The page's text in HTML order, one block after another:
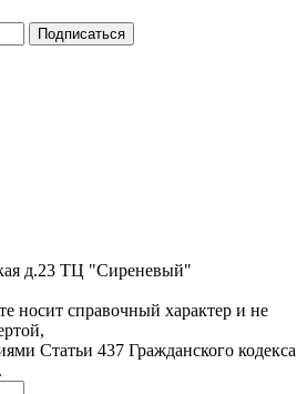
д.23 ТЦ "Сиреневый"
носит справочный характер и не
Статьи 437 Гражданского кодекса